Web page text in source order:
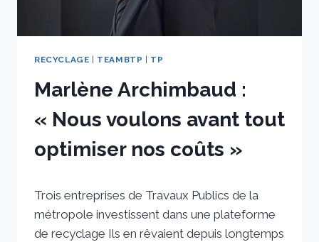
RECYCLAGE | TEAMBTP | TP
Marlène Archimbaud :
« Nous voulons avant tout
optimiser nos coûts »
sstradiotto
Trois entreprises de Travaux Publics de la
métropole investissent dans une plateforme
de recyclage Ils en rêvaient depuis longtemps